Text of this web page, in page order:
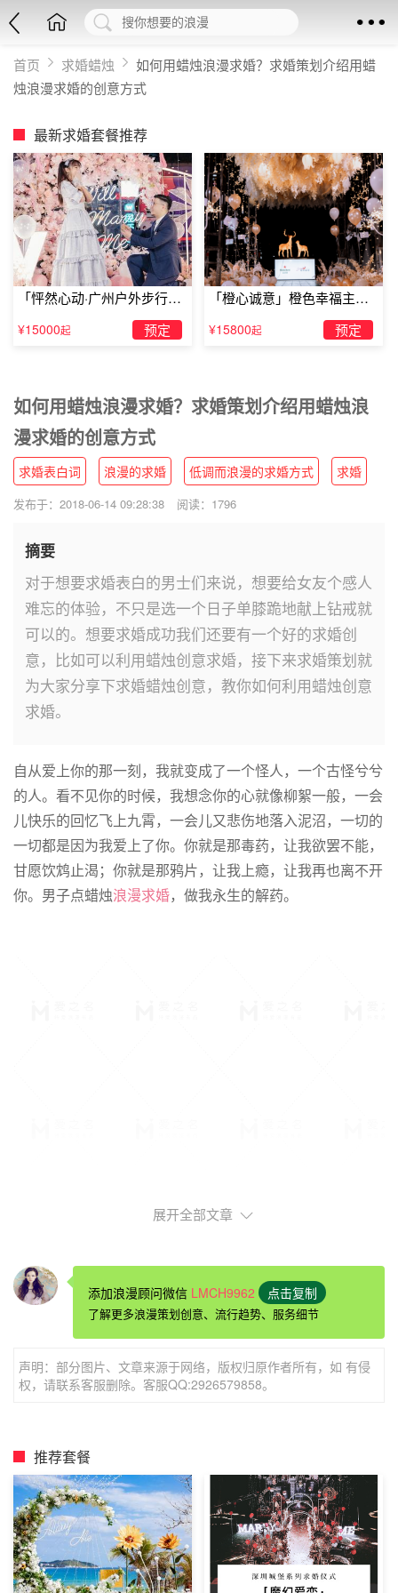
首页 求婚蜡烛
如何用蜡烛浪漫求婚？求婚策划介绍用蜡
烛浪漫求婚的创意方式
最新求婚套餐推荐
「怦然心动·广州户外步行街
求婚」
¥15000起 预定
「橙心诚意」橙色幸福主题
露台求婚
¥15800起 预定
如何用蜡烛浪漫求婚？求婚策划介绍用蜡烛浪
漫求婚的创意方式
求婚表白词 浪漫的求婚 低调而浪漫的求婚方式 求婚
发布于：2018-06-14 09:28:38 阅读：1796
摘要
对于想要求婚表白的男士们来说，想要给女友个感人
难忘的体验，不只是选一个日子单膝跪地献上钻戒就
可以的。想要求婚成功我们还要有一个好的求婚创
意，比如可以利用蜡烛创意求婚，接下来求婚策划就
为大家分享下求婚蜡烛创意，教你如何利用蜡烛创意
求婚。
自从爱上你的那一刻，我就变成了一个怪人，一个古怪兮兮
的人。看不见你的时候，我想念你的心就像柳絮一般，一会
儿快乐的回忆飞上九霄，一会儿又悲伤地落入泥沼，一切的
一切都是因为我爱上了你。你就是那毒药，让我欲罢不能，
甘愿饮鸩止渴；你就是那鸦片，让我上瘾，让我再也离不开
你。男子点蜡烛浪漫求婚，做我永生的解药。
一、
纷。是你为我苍白的生活，增添了颜色，变得色彩缤纷。你
就像沙漠中的泉水，突然出现在备受饥渴的我的面前，我根
本就拒绝不了你。你就像那阳光，突然在我黑暗的世界里投
下光芒，我根本就拒绝不了你。我亲自点燃999根蜡烛，让
它们在夜空中摇曳生姿，灼灼生辉，让这999根蜡烛向你表
达我求婚的心意。
展开全部文章
添加浪漫顾问微信 LMCH9962 点击复制
了解更多浪漫策划创意、流行趋势、服务细节
声明：部分图片、文章来源于网络，版权归原作者所有，如 有侵
权，请联系客服删除。客服QQ:2926579858。
推荐套餐